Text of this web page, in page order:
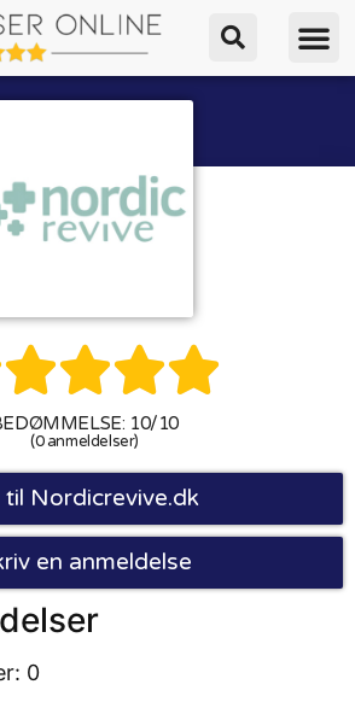

10/10
(0 anmeldelser)
til Nordicrevive.dk
en anmeldelse
0